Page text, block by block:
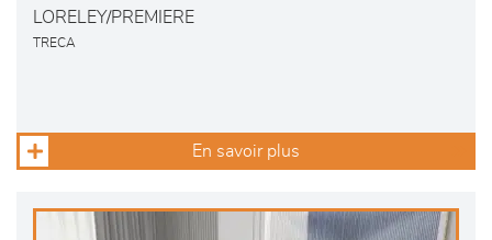
LORELEY/PREMIERE
TRECA
En savoir plus